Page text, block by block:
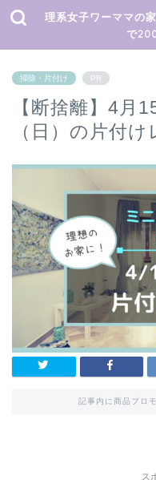
理系女子ワーママの
で
掃除・片付け PR
【断捨離】4月
（日）の片付け
記事内に商品プロ
ス